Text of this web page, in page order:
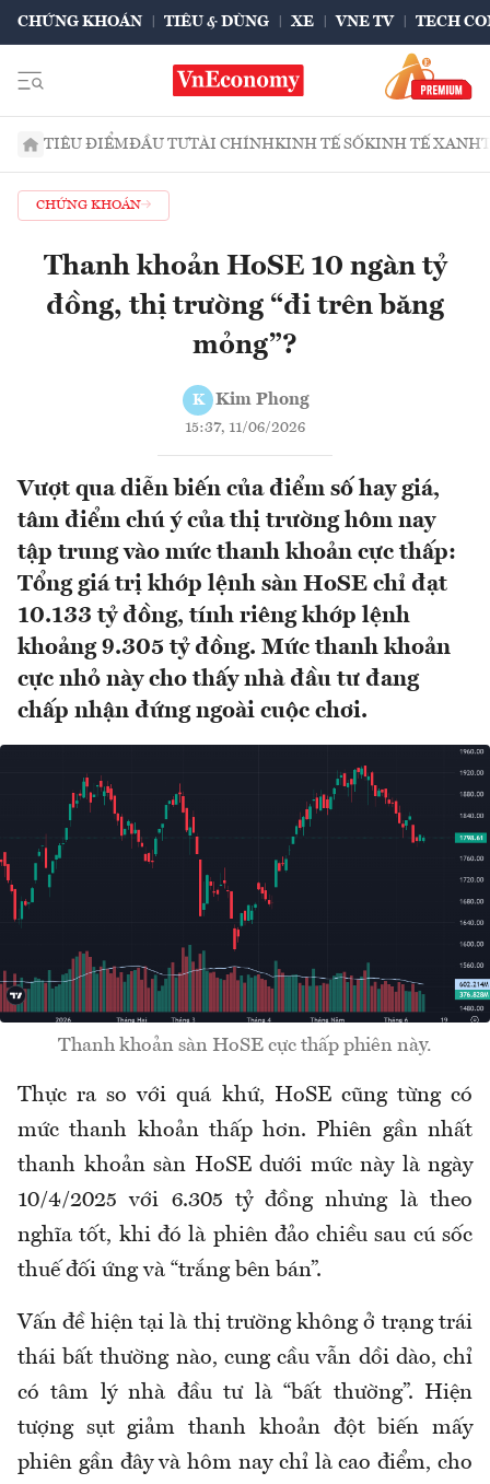
CHỨNG KHOÁN TIÊU & DÙNG XE VNE TV TECH
TIÊU ĐIỂMĐẦU TƯTÀI CHÍNHKINH TẾ SỐKINH TẾ XANH
CHỨNG KHOÁN
Thanh khoản HoSE 10 ngàn tỷ
đồng, thị trường “đi trên băng
mỏng”?
K Kim Phong
15:37, 11/06/2026
Vượt qua diễn biến của điểm số hay giá,
tâm điểm chú ý của thị trường hôm nay
tập trung vào mức thanh khoản cực thấp:
Tổng giá trị khớp lệnh sàn HoSE chỉ đạt
10.133 tỷ đồng, tính riêng khớp lệnh
khoảng 9.305 tỷ đồng. Mức thanh khoản
cực nhỏ này cho thấy nhà đầu tư đang
chấp nhận đứng ngoài cuộc chơi.
Thanh khoản sàn HoSE cực thấp phiên này.
Thực ra so với quá khứ, HoSE cũng từng có
mức thanh khoản thấp hơn. Phiên gần nhất
thanh khoản sàn HoSE dưới mức này là ngày
10/4/2025 với 6.305 tỷ đồng nhưng là theo
nghĩa tốt, khi đó là phiên đảo chiều sau cú sốc
thuế đối ứng và “trắng bên bán”.
Vấn đề hiện tại là thị trường không ở trạng trái
thái bất thường nào, cung cầu vẫn dồi dào, chỉ
có tâm lý nhà đầu tư là “bất thường”. Hiện
tượng sụt giảm thanh khoản đột biến mấy
phiên gần đây và hôm nay chỉ là cao điểm, cho